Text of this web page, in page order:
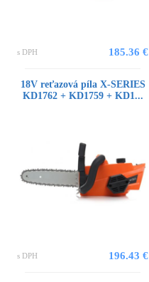
s DPH 185.36 €
18V reťazová píla X-SERIES
KD1762 + KD1759 + KD1...
s DPH 196.43 €